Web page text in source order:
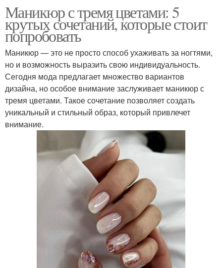
Маникюр с тремя цветами: 5
крутых сочетаний, которые стоит
попробовать
Маникюр — это не просто способ ухаживать за ногтями,
но и возможность выразить свою индивидуальность.
Сегодня мода предлагает множество вариантов
дизайна, но особое внимание заслуживает маникюр с
тремя цветами. Такое сочетание позволяет создать
уникальный и стильный образ, который привлечет
внимание.